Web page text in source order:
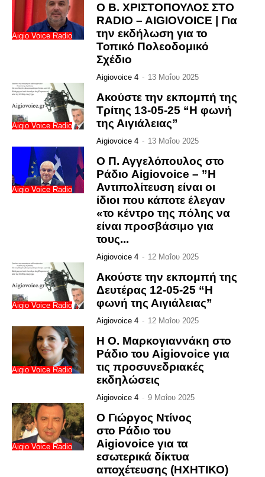
Aigio Voice Radio
O B. ΧΡΙΣΤΟΠΟΥΛΟΣ ΣΤΟ
RADIO – AIGIOVOICE | Για
την εκδήλωση για το
Τοπικό Πολεοδομικό
Σχέδιο
Aigiovoice 4 - 13 Μαΐου 2025
Aigio Voice Radio
Ακούστε την εκπομπή της
Τρίτης 13-05-25 “Η φωνή
της Αιγιάλειας”
Aigiovoice 4 - 13 Μαΐου 2025
Aigio Voice Radio
Ο Π. Αγγελόπουλος στο
Ράδιο Aigiovoice – ”Η
Αντιπολίτευση είναι οι
ίδιοι που κάποτε έλεγαν
«το κέντρο της πόλης να
είναι προσβάσιμο για
τους...
Aigiovoice 4 - 12 Μαΐου 2025
Aigio Voice Radio
Ακούστε την εκπομπή της
Δευτέρας 12-05-25 “Η
φωνή της Αιγιάλειας”
Aigiovoice 4 - 12 Μαΐου 2025
Aigio Voice Radio
Η Ο. Μαρκογιαννάκη στο
Ράδιο του Aigiovoice για
τις προσυνεδριακές
εκδηλώσεις
Aigiovoice 4 - 9 Μαΐου 2025
Aigio Voice Radio
Ο Γιώργος Ντίνος
στο Ράδιο του
Aigiovoice για τα
εσωτερικά δίκτυα
αποχέτευσης (ΗΧΗΤΙΚΟ)